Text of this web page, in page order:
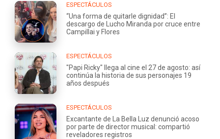
ESPECTÁCULOS
“Una forma de quitarle dignidad”: El
descargo de Lucho Miranda por cruce entre
Campillai y Flores
ESPECTÁCULOS
"Papi Ricky" llega al cine el 27 de agosto: así
continúa la historia de sus personajes 19
años después
ESPECTÁCULOS
Excantante de La Bella Luz denunció acoso
por parte de director musical: compartió
reveladores registros